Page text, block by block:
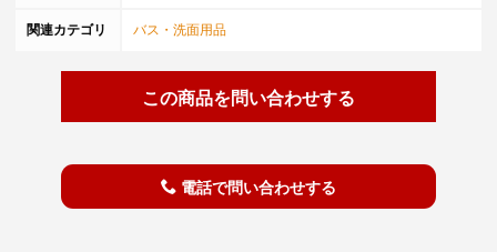
関連カテゴリ バス・洗面用品
この商品を問い合わせする
電話で問い合わせする